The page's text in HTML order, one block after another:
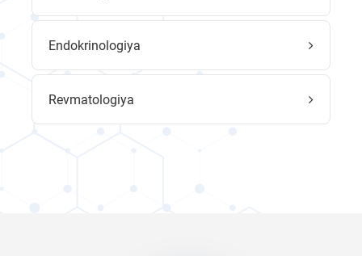
Endokrinologiya
Revmatologiya